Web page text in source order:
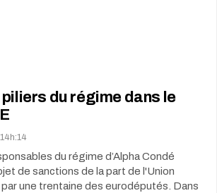
piliers du régime dans le
du régime d’Alpha Condé
de sanctions de la part de l'Union
une trentaine des eurodéputés. Dans